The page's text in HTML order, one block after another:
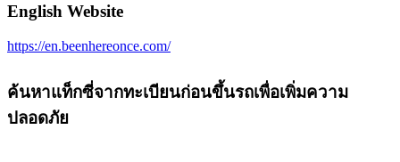
English Website
https://en.beenhereonce.com/
ค้นหาแท็กซี่จากทะเบียนก่อนขึ้นรถเพื่อเพิ่มความ
ปลอดภัย